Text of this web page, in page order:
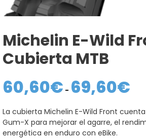
Michelin E-Wild
Cubierta MTB
60,60€ - 69,60€
La cubierta Michelin E-Wild Front
Gum-X para mejorar el agarre, el
energética en enduro con eBike.